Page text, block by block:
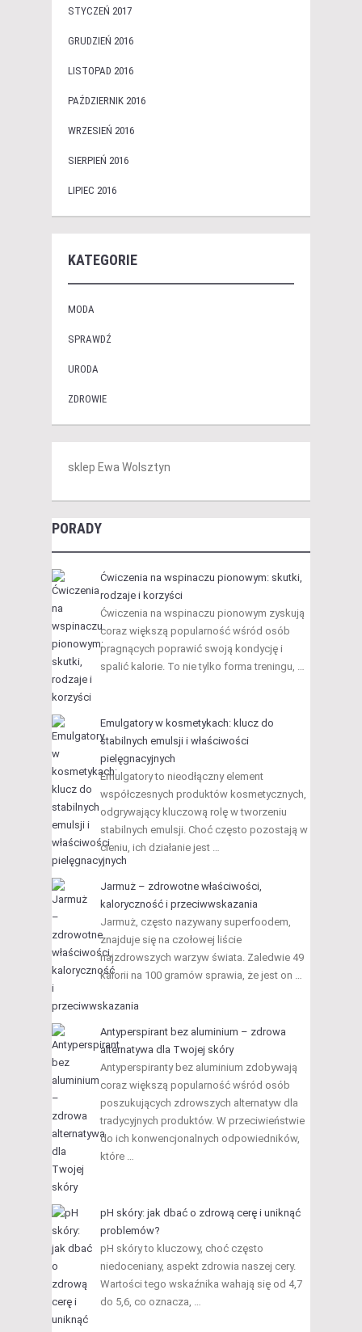
STYCZEŃ 2017
GRUDZIEŃ 2016
LISTOPAD 2016
PAŹDZIERNIK 2016
WRZESIEŃ 2016
SIERPIEŃ 2016
LIPIEC 2016
KATEGORIE
MODA
SPRAWDŹ
URODA
ZDROWIE
sklep Ewa Wolsztyn
PORADY
Ćwiczenia na wspinaczu pionowym: skutki,
rodzaje i korzyści
Ćwiczenia na wspinaczu pionowym zyskują
coraz większą popularność wśród osób
pragnących poprawić swoją kondycję i
spalić kalorie. To nie tylko forma treningu, …
Emulgatory w kosmetykach: klucz do
stabilnych emulsji i właściwości
pielęgnacyjnych
Emulgatory to nieodłączny element
współczesnych produktów kosmetycznych,
odgrywający kluczową rolę w tworzeniu
stabilnych emulsji. Choć często pozostają w
cieniu, ich działanie jest …
Jarmuż – zdrowotne właściwości,
kaloryczność i przeciwwskazania
Jarmuż, często nazywany superfoodem,
znajduje się na czołowej liście
najzdrowszych warzyw świata. Zaledwie 49
kalorii na 100 gramów sprawia, że jest on …
Antyperspirant bez aluminium – zdrowa
alternatywa dla Twojej skóry
Antyperspiranty bez aluminium zdobywają
coraz większą popularność wśród osób
poszukujących zdrowszych alternatyw dla
tradycyjnych produktów. W przeciwieństwie
do ich konwencjonalnych odpowiedników,
które …
pH skóry: jak dbać o zdrową cerę i uniknąć
problemów?
pH skóry to kluczowy, choć często
niedoceniany, aspekt zdrowia naszej cery.
Wartości tego wskaźnika wahają się od 4,7
do 5,6, co oznacza, …